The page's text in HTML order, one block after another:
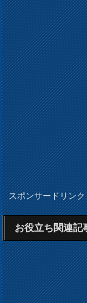
スポンサードリンク
お役立ち関連記